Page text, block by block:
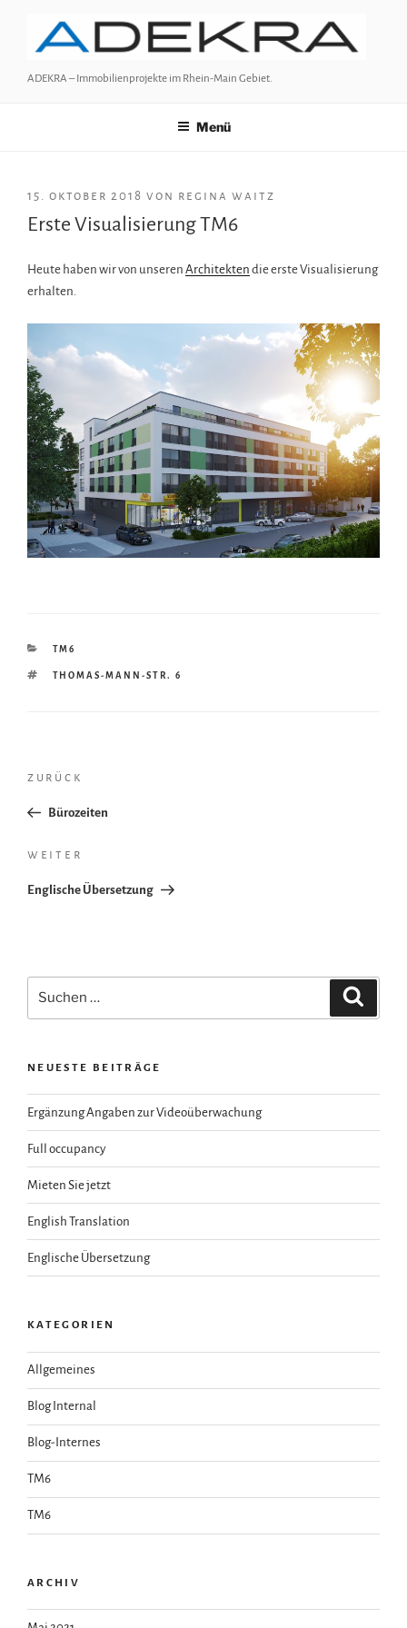
springen
ADEKRA – Immobilienprojekte im Rhein-Main Gebiet.
Menü
VERÖFFENTLICHT
15. oktober 2018 von regina waitz
Erste Visualisierung TM6
Heute haben wir von unseren Architekten die erste Visualisierung
erhalten.
KATEGORIEN
TM6
SCHLAGWÖRTER
THOMAS-MANN-STR. 6
Vorheriger
zurück
Bürozeiten
Nächster
weiter
Englische Übersetzung
NEUESTE BEITRÄGE
Ergänzung Angaben zur Videoüberwachung
Full occupancy
Mieten Sie jetzt
English Translation
Englische Übersetzung
KATEGORIEN
Allgemeines
Blog Internal
Blog-Internes
TM6
TM6
ARCHIV